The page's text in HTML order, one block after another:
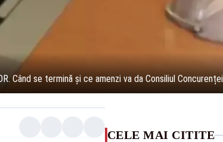
Când se termină și ce amenzi va da Consiliul Concurenței
CELE MAI CITITE